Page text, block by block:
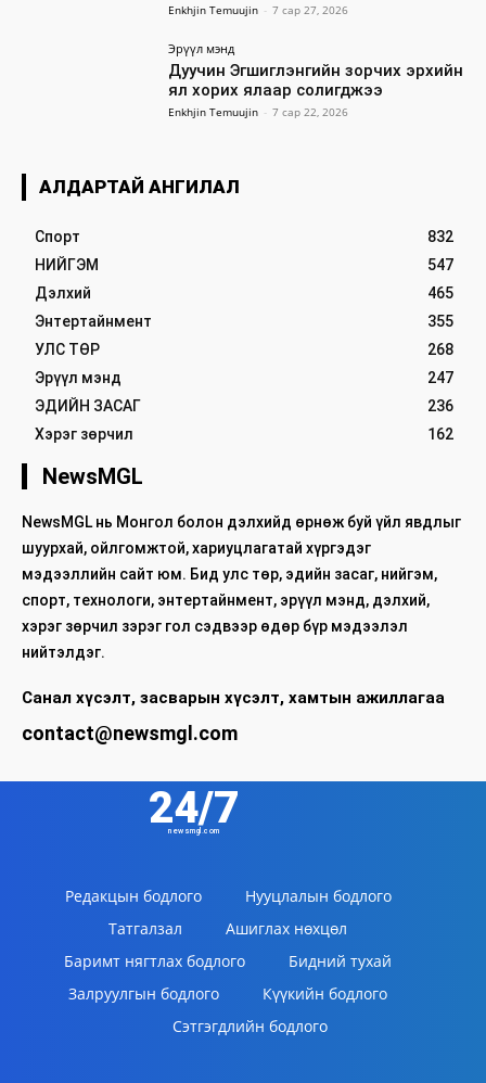
Enkhjin Temuujin - 7 сар 27, 2026
Эрүүл мэнд
Дуучин Эгшиглэнгийн зорчих эрхийн
ял хорих ялаар солигджээ
Enkhjin Temuujin - 7 сар 22, 2026
АЛДАРТАЙ АНГИЛАЛ
Спорт
832
НИЙГЭМ
547
Дэлхий
465
Энтертайнмент
355
УЛС ТӨР
268
Эрүүл мэнд
247
ЭДИЙН ЗАСАГ
236
Хэрэг зөрчил
162
NewsMGL
NewsMGL нь Монгол болон дэлхийд өрнөж буй үйл явдлыг
шуурхай, ойлгомжтой, хариуцлагатай хүргэдэг
мэдээллийн сайт юм. Бид улс төр, эдийн засаг, нийгэм,
спорт, технологи, энтертайнмент, эрүүл мэнд, дэлхий,
хэрэг зөрчил зэрэг гол сэдвээр өдөр бүр мэдээлэл
нийтэлдэг.
Санал хүсэлт, засварын хүсэлт, хамтын ажиллагаа
contact@newsmgl.com
24/7
newsmgl.com
Редакцын бодлого
Нууцлалын бодлого
Татгалзал
Ашиглах нөхцөл
Баримт нягтлах бодлого
Бидний тухай
Залруулгын бодлого
Күүкийн бодлого
Сэтгэгдлийн бодлого